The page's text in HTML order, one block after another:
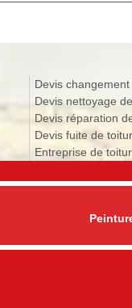
Devis
Devis nettoyage
Devis réparation
Devis fuite de
Entreprise de